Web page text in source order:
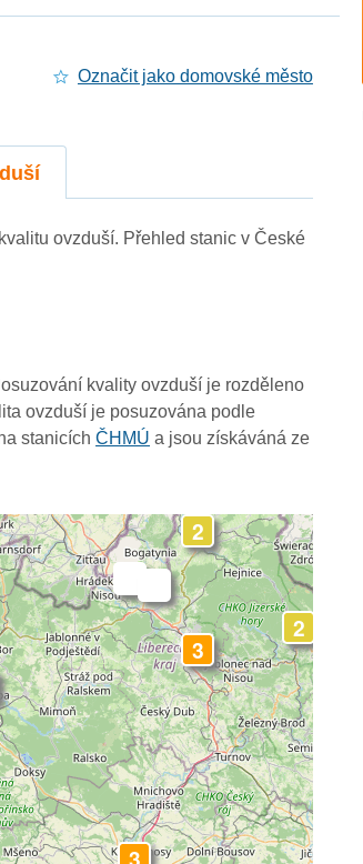
Označit jako domovské město
ovzduší. Přehled stanic v České
kvality ovzduší je rozděleno
ovzduší je posuzována podle
stanicíchČHMÚ a jsou získáváná ze
2
3
2